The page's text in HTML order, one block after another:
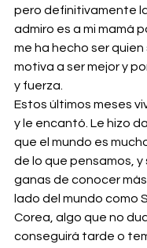
pero definitivamente
admiro es a mi mamá
me ha hecho ser quien
motiva a ser mejor y
y fuerza.
Estos últimos meses
y le encantó. Le hizo
que el mundo es
de lo que pensamos,
ganas de conocer
lado del mundo como
Corea, algo que no
conseguirá tarde o